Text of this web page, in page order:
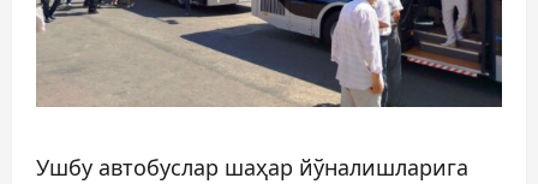
Ушбу автобуслар шаҳар йўналишларига